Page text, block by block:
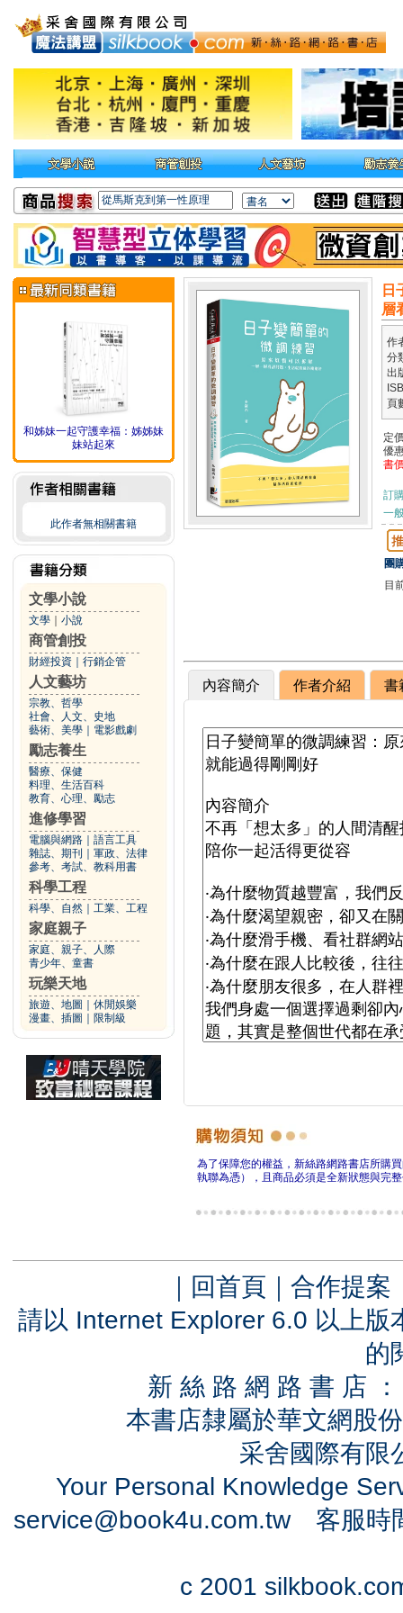
和姊妹一起守護幸福：姊姊妹
妹站起來
此作者無相關書籍
文學小說
文學 小說
商管創投
財經投資 行銷企管
人文藝坊
宗教、哲學
社會、人文、史地
藝術、美學
電影戲劇
勵志養生
醫療、保健
料理、生活百科
教育、心理、勵志
進修學習
電腦與網路
語言工具
雜誌、期刊
軍政、法律
參考、考試、教科用書
科學工程
科學、自然 工業、工程
家庭親子
家庭、親子、人際
青少年、童書
玩樂天地
旅遊、地圖
休閒娛樂
漫畫、插圖
限制級
日
層
作
分
出
頁
定
優
書
訂
一
團
目
內容簡介 作者介紹 書
為了保障您的權益，新絲路網路書店所購
執聯為憑），且商品必須是全新狀態與完
｜ 回首頁 ｜ 合作提案
請以 Internet Explorer 6.0 以上
的
新 絲 路 網 路 書 店
本書店隸屬於華文網股
采舍國際有
Your Personal Knowledge
service@book4u.com.tw客服時
c 2001